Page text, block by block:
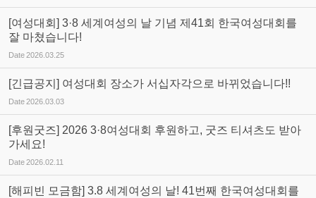
[여성대회] 3·8 세계여성의 날 기념 제41회 한국여성대회를
잘 마쳤습니다!
Date2026.03.25
[긴급공지] 여성대회 장소가 서십자각으로 바뀌었습니다!!
Date2026.03.03
[후원굿즈] 2026 3·8여성대회 후원하고, 굿즈 티셔츠도 받아
가세요!
Date2026.02.11
[해피빈 모금함] 3.8 세계여성의 날! 41번째 한국여성대회를